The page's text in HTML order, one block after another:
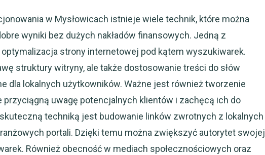
w Mysłowicach istnieje wiele technik, które można
wyniki bez dużych nakładów finansowych. Jedną z
strony internetowej pod kątem wyszukiwarek.
struktury witryny, ale także dostosowanie treści do słów
dla lokalnych użytkowników. Ważne jest również tworzenie
uwagę potencjalnych klientów i zachęcą ich do
techniką jest budowanie linków zwrotnych z lokalnych
portali. Dzięki temu można zwiększyć autorytet swojej
Również obecność w mediach społecznościowych oraz